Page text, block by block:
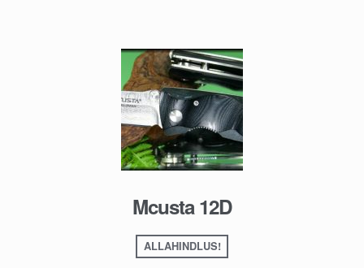
Mcusta 12D
ALLAHINDLUS!